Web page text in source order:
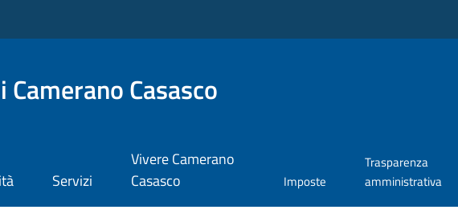
Camerano Casasco
Servizi
Vivere Camerano
Casasco
Imposte
Trasparenza
amministrativa